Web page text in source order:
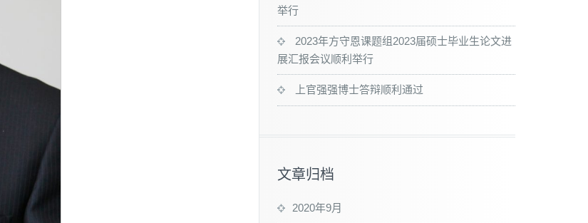
举行
2023年方守恩课题组2023届硕士毕业生论文进
展汇报会议顺利举行
上官强强博士答辩顺利通过
文章归档
2020年9月